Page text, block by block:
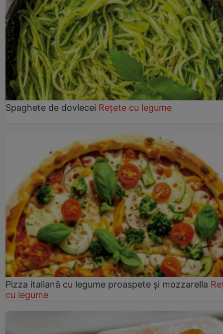
Spaghete de dovlecei Rețete cu legume
Pizza italiană cu legume proaspete și mozzarella
cu legume